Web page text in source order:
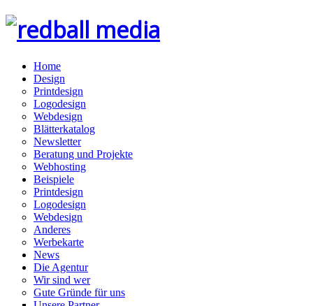
Home
Design
Printdesign
Logodesign
Webdesign
Blätterkatalog
Newsletter
Beratung und Projekte
Webhosting
Beispiele
Printdesign
Logodesign
Webdesign
Anderes
Werbekarte
News
Die Agentur
Wir sind wer
Gute Gründe für uns